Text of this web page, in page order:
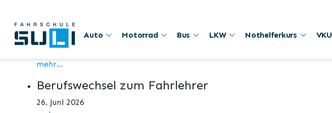
Auto Motorrad Bus LKW Nothelferkurs VKU
1. August
mehr...
Berufswechsel zum Fahrlehrer
26. Juni 2026